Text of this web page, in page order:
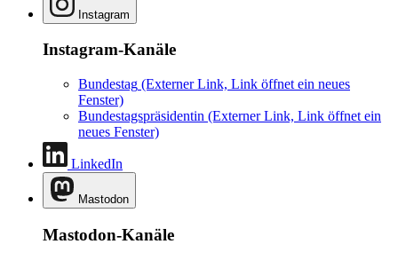
Instagram
Instagram-Kanäle
Bundestag (Externer Link, Link öffnet ein neues
Fenster)
Bundestagspräsidentin (Externer Link, Link öffnet ein
neues Fenster)
LinkedIn
Mastodon
Mastodon-Kanäle